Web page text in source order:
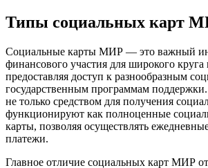
Типы социальных карт
Социальные карты МИР — это важный
финансового участия для широкого
предоставляя доступ к разнообразным
государственным программам
не только средством для получения
функционируют как полноценные
карты, позволяя осуществлять
платежи.
Главное отличие социальных карт МИР